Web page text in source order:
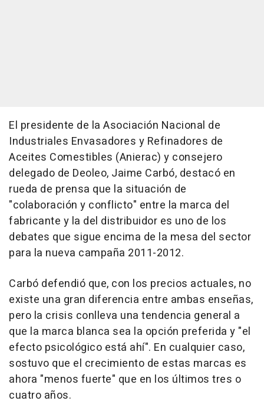
El presidente de la Asociación Nacional de
Industriales Envasadores y Refinadores de
Aceites Comestibles (Anierac) y consejero
delegado de Deoleo, Jaime Carbó, destacó en
rueda de prensa que la situación de
"colaboración y conflicto" entre la marca del
fabricante y la del distribuidor es uno de los
debates que sigue encima de la mesa del sector
para la nueva campaña 2011-2012.
Carbó defendió que, con los precios actuales, no
existe una gran diferencia entre ambas enseñas,
pero la crisis conlleva una tendencia general a
que la marca blanca sea la opción preferida y "el
efecto psicológico está ahí". En cualquier caso,
sostuvo que el crecimiento de estas marcas es
ahora "menos fuerte" que en los últimos tres o
cuatro años.